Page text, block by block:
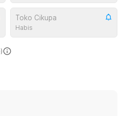
Toko Cikupa
Habis